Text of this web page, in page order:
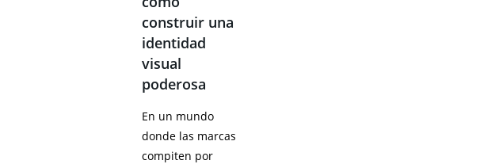
construir una
identidad
visual
poderosa
En un mundo
donde las marcas
compiten por